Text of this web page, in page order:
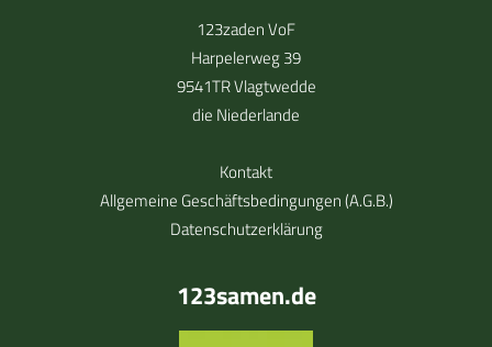
123zaden VoF
Harpelerweg 39
9541TR Vlagtwedde
die Niederlande
Kontakt
Allgemeine Geschäftsbedingungen (A.G.B.)
Datenschutzerklärung
123samen.de